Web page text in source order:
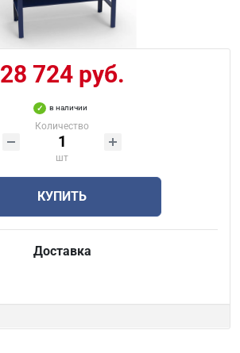
28 724 руб.
в наличии
Количество
шт
КУПИТЬ
Доставка